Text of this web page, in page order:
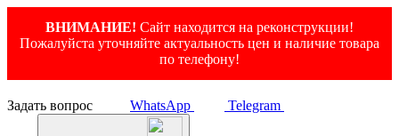
ВНИМАНИЕ! Сайт находится на реконструкции!
Пожалуйста уточняйте актуальность цен и наличие товара
по телефону!
Задать вопрос WhatsApp Telegram